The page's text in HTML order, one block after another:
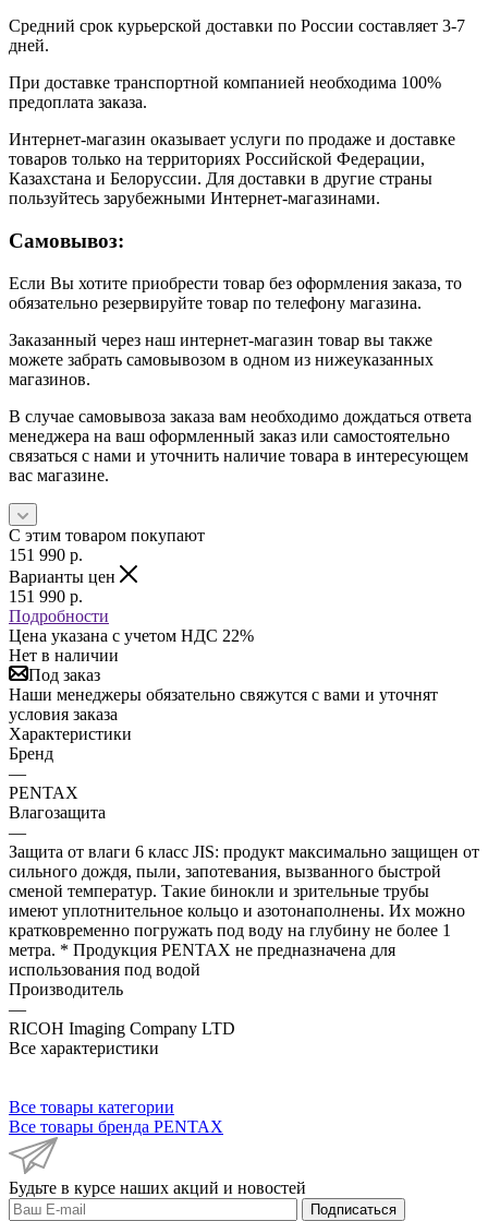
Средний срок курьерской доставки по России составляет 3-7
дней.
При доставке транспортной компанией необходима 100%
предоплата заказа.
Интернет-магазин оказывает услуги по продаже и доставке
товаров только на территориях Российской Федерации,
Казахстана и Белоруссии. Для доставки в другие страны
пользуйтесь зарубежными Интернет-магазинами.
Самовывоз:
Если Вы хотите приобрести товар без оформления заказа, то
обязательно резервируйте товар по телефону магазина.
Заказанный через наш интернет-магазин товар вы также
можете забрать самовывозом в одном из нижеуказанных
магазинов.
В случае самовывоза заказа вам необходимо дождаться ответа
менеджера на ваш оформленный заказ или самостоятельно
связаться с нами и уточнить наличие товара в интересующем
вас магазине.
С этим товаром покупают
151 990 р.
Варианты цен
151 990 р.
Подробности
Цена указана с учетом НДС 22%
Нет в наличии
Под заказ
Наши менеджеры обязательно свяжутся с вами и уточнят
условия заказа
Характеристики
Бренд
—
PENTAX
Влагозащита
—
Защита от влаги 6 класс JIS: продукт максимально защищен от
сильного дождя, пыли, запотевания, вызванного быстрой
сменой температур. Такие бинокли и зрительные трубы
имеют уплотнительное кольцо и азотонаполнены. Их можно
кратковременно погружать под воду на глубину не более 1
метра. * Продукция PENTAX не предназначена для
использования под водой
Производитель
—
RICOH Imaging Company LTD
Все характеристики
Все товары категории
Все товары бренда PENTAX
Будьте в курсе наших акций и новостей
Подписаться